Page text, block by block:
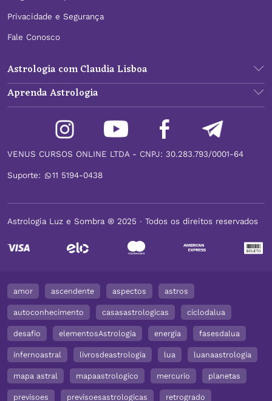
O que é Mercúrio Retrógrado...
Mercúrio retrógrado é um dos fenômenos astrológicos mais
O que é a zona...
A zona de sombra de Mercúrio Retrógrado é o período...
Ver post completo
Casais de fim de semana? Os
Enamorados mostram como
amar sem se perder
17/07/2026
Privacidade e Segurança
Fale Conosco
Astrologia com Claudia Lisboa
Aprenda Astrologia
VENUS CURSOS ONLINE LTDA - CNPJ: 30.283.793/0001-64
Suporte: 11 5194-0438
Astrologia Luz e Sombra ® 2025 ∙ Todos os direitos reservados
amor ascendente aspectos astros
autoconhecimento casasastrologicas ciclodalua
desafio elementosAstrologia energia fasesdalua
infernoastral livrosdeastrologia lua luanaastrologia
mapa astral mapaastrologico mercurio planetas
previsoes previsoesastrologicas retrogrado